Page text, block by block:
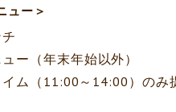
ュー＞
ー（年末年始以外）
ム（11:00～14:00）のみ